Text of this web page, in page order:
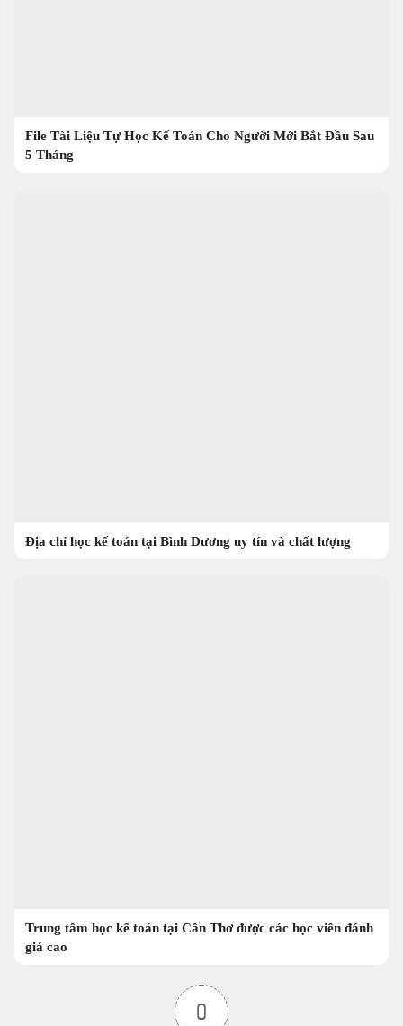
File Tài Liệu Tự Học Kế Toán Cho Người Mới Bắt Đầu Sau
5 Tháng
Địa chỉ học kế toán tại Bình Dương uy tín và chất lượng
Trung tâm học kế toán tại Cần Thơ được các học viên đánh
giá cao
0